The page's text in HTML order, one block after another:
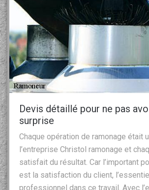
Devis détaillé pour ne pas
surprise
Chaque opération de ramonage était
l’entreprise Christol ramonage et
satisfait du résultat. Car l’important
est la satisfaction du client,
professionnel dans ce travail. Avec